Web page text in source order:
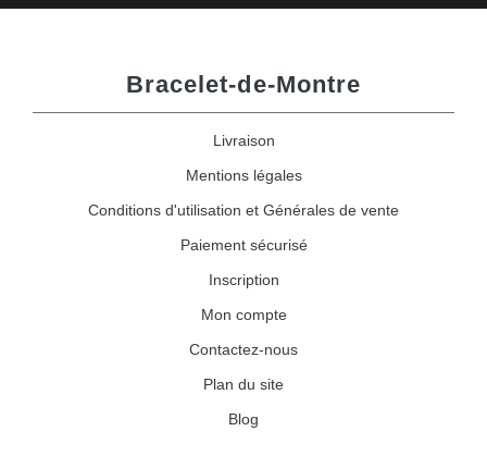
Bracelet-de-Montre
Livraison
Mentions légales
Conditions d'utilisation et Générales de vente
Paiement sécurisé
Inscription
Mon compte
Contactez-nous
Plan du site
Blog